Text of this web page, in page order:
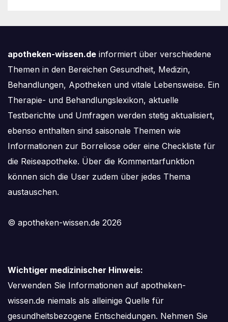
apotheken-wissen.de informiert über verschiedene
Themen in den Bereichen Gesundheit, Medizin,
Behandlungen, Apotheken und vitale Lebensweise. Ein
Therapie- und Behandlungslexikon, aktuelle
Testberichte und Umfragen werden stetig aktualisiert,
ebenso enthalten sind saisonale Themen wie
Informationen zur Borreliose oder eine Checkliste für
die Reiseapotheke. Über die Kommentarfunktion
können sich die User zudem über jedes Thema
austauschen.
© apotheken-wissen.de 2026
Wichtiger medizinischer Hinweis:
Verwenden Sie Informationen auf apotheken-
wissen.de niemals als alleinige Quelle für
gesundheitsbezogene Entscheidungen. Nehmen Sie